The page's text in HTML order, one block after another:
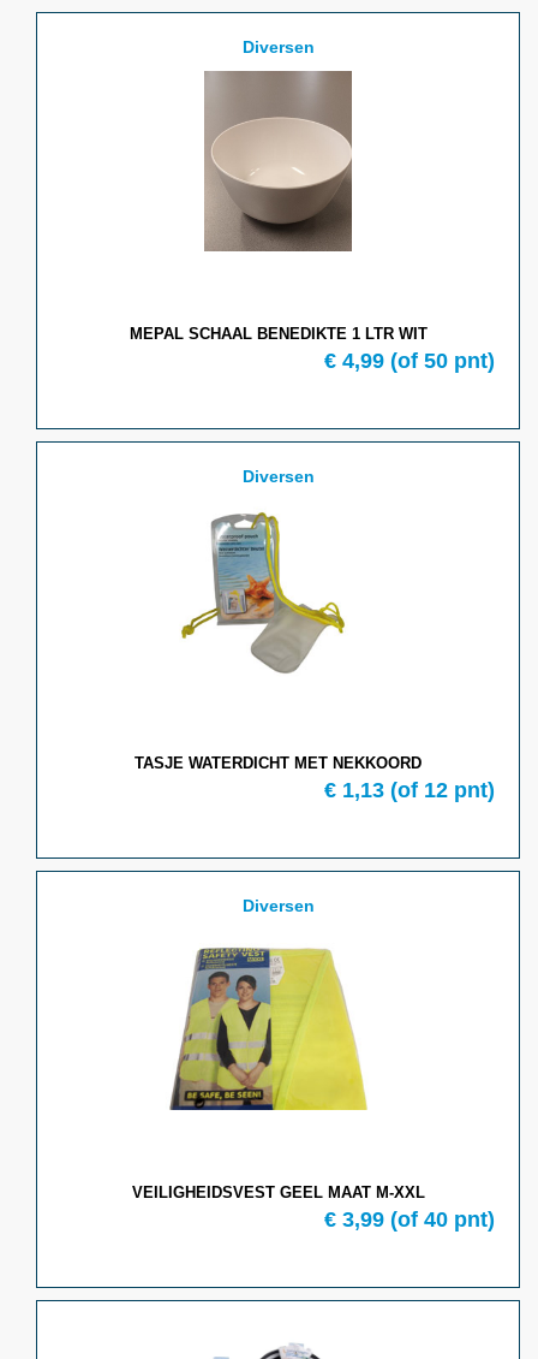
Diversen
MEPAL SCHAAL BENEDIKTE 1 LTR WIT
€ 4,99 (of 50 pnt)
Diversen
TASJE WATERDICHT MET NEKKOORD
€ 1,13 (of 12 pnt)
Diversen
VEILIGHEIDSVEST GEEL MAAT M-XXL
€ 3,99 (of 40 pnt)